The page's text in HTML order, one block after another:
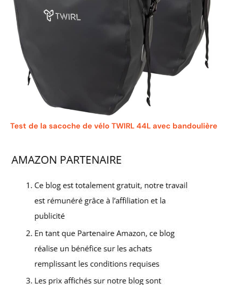
Test de la sacoche de vélo TWIRL 44L avec bandoulière